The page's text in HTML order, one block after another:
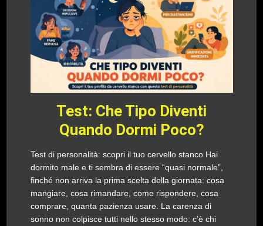
Test: Che Tipo Diventi
Quando Dormi Poco?
Test di personalità: scopri il tuo cervello stanco Hai
dormito male e ti sembra di essere “quasi normale”,
finché non arriva la prima scelta della giornata: cosa
mangiare, cosa rimandare, come rispondere, cosa
comprare, quanta pazienza usare. La carenza di
sonno non colpisce tutti nello stesso modo: c’è chi